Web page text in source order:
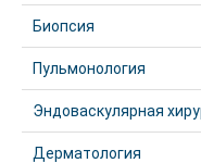
Биопсия
Пульмонология
Эндоваскулярная
Дерматология